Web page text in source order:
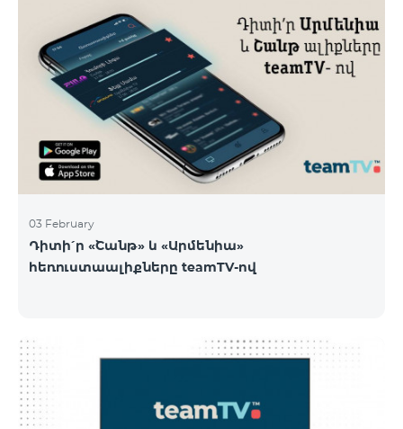
03 February
Դիտի՛ր «Շանթ» և «Արմենիա»
հեռուստաալիքները teamTV-ով